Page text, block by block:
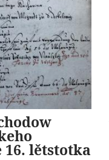
16. lětstotka